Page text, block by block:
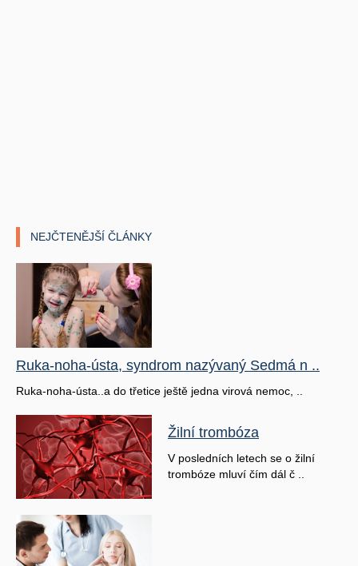
NEJČTENĚJŠÍ ČLÁNKY
Ruka-noha-ústa, syndrom nazývaný Sedmá n ..
Ruka-noha-ústa..a do třetice ještě jedna virová nemoc, ..
Žilní trombóza
V posledních letech se o žilní
trombóze mluví čím dál č ..